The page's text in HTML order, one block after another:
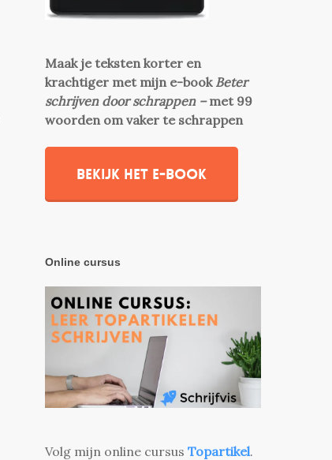
Maak je teksten korter en
krachtiger met mijn e-book Beter
schrijven door schrappen –met 99
woorden om vaker te schrappen
Bekijk het e-book
Online cursus
Volg mijn online cursusTopartikel.